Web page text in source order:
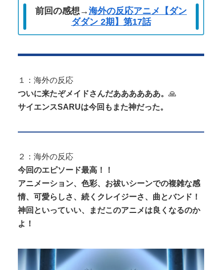
Powered by livedoor 相互RSS
前回の感想→海外の反応アニメ【ダン
ダダン 2期】第17話
１：海外の反応
ついに来たぞメイドさんだああああああ。 🙏
サイエンスSARUは今回もまた神だった。
２：海外の反応
今回のエピソード最高！！
アニメーション、色彩、お祓いシーンでの複雑な感
情、可愛らしさ、続くクレイジーさ、曲とバンド！
神回といっていい、まだこのアニメは良くなるのか
よ！